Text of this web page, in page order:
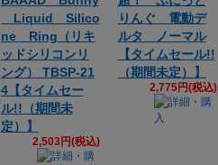
Liquid Silico
ne Ring（リキ
ッドシリコンリ
ング） TBSP-21
4【タイムセー
ル!!（期間未
定）】
2,503円(税込)
りんぐ 電動デ
ルタ ノーマル
【タイムセール!!
（期間未定）】
2,775円(税込)